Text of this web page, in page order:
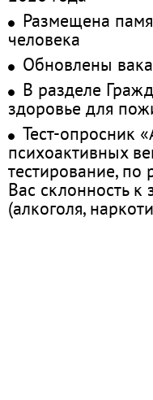
Размещена
человека
Обновлены
В разделе
здоровье для
Тест-опросник
психоактивных
тестирование, по
Вас склонность к
(алкоголя,